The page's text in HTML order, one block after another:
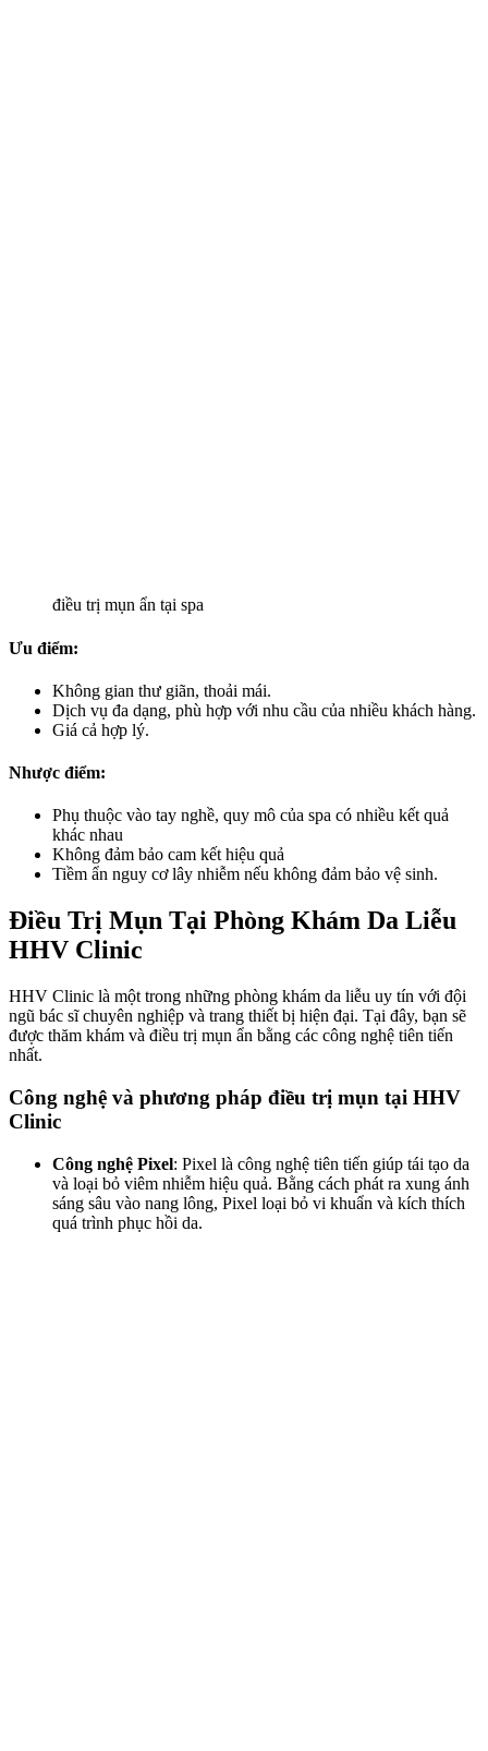
điều trị mụn ẩn tại spa
Ưu điểm:
Không gian thư giãn, thoải mái.
Dịch vụ đa dạng, phù hợp với nhu cầu của nhiều khách hàng.
Giá cả hợp lý.
Nhược điểm:
Phụ thuộc vào tay nghề, quy mô của spa có nhiều kết quả
khác nhau
Không đảm bảo cam kết hiệu quả
Tiềm ẩn nguy cơ lây nhiễm nếu không đảm bảo vệ sinh.
Điều Trị Mụn Tại Phòng Khám Da Liễu
HHV Clinic
HHV Clinic là một trong những phòng khám da liễu uy tín với đội
ngũ bác sĩ chuyên nghiệp và trang thiết bị hiện đại. Tại đây, bạn sẽ
được thăm khám và điều trị mụn ẩn bằng các công nghệ tiên tiến
nhất.
Công nghệ và phương pháp điều trị mụn tại HHV
Clinic
Công nghệ Pixel: Pixel là công nghệ tiên tiến giúp tái tạo da
và loại bỏ viêm nhiễm hiệu quả. Bằng cách phát ra xung ánh
sáng sâu vào nang lông, Pixel loại bỏ vi khuẩn và kích thích
quá trình phục hồi da.